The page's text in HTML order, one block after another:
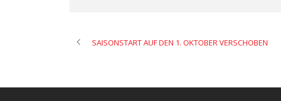
SAISONSTART AUF DEN 1. OKTOBER VERSCHOBEN